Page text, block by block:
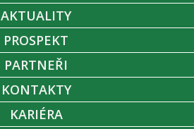
AKTUALITY
PROSPEKT
PARTNEŘI
KONTAKTY
KARIÉRA